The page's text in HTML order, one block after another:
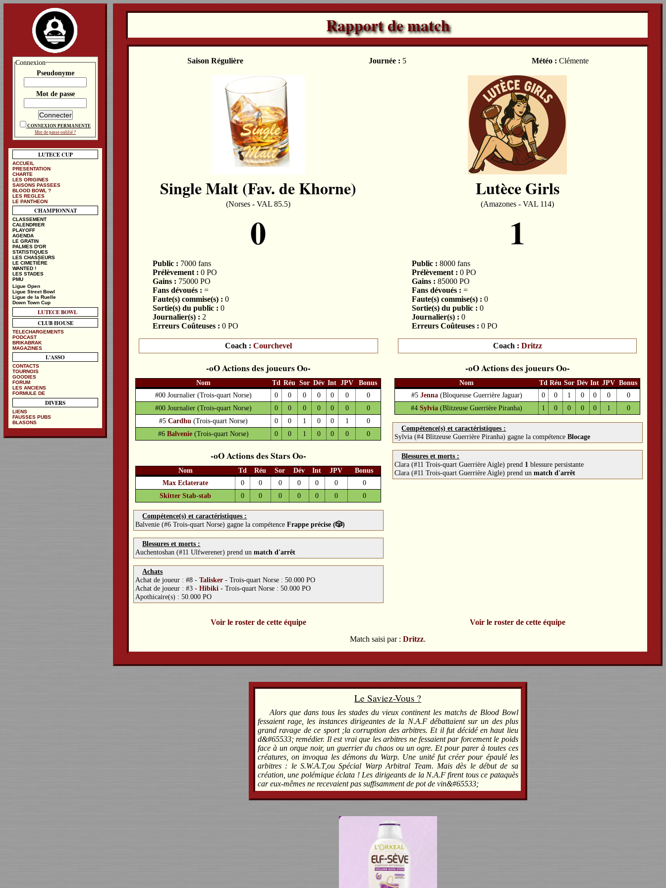
Rapport de match
Saison Régulière Journée : 5 Météo : Clémente
Single Malt (Fav. de Khorne)
(Norses - VAL 85.5)
0
Lutèce Girls
(Amazones - VAL 114)
1
Public : 7000 fans
Prélèvement : 0 PO
Gains : 75000 PO
Fans dévoués : =
Faute(s) commise(s) : 0
Sortie(s) du public : 0
Journalier(s) : 2
Erreurs Coûteuses : 0 PO
Coach : Courchevel
Public : 8000 fans
Prélèvement : 0 PO
Gains : 85000 PO
Fans dévoués : =
Faute(s) commise(s) : 0
Sortie(s) du public : 0
Journalier(s) : 0
Erreurs Coûteuses : 0 PO
Coach : Dritzz
Actions des joueurs
Nom Td Réu Sor Dév Int JPV
Bonus
#00 Journalier (Trois-quart Norse) 0 0 0 0 0 0
0
#00 Journalier (Trois-quart Norse) 0 0 0 0 0 0
0
#5 Cardhu (Trois-quart Norse) 0 0 1 0 0 1
0
#6 Balvenie (Trois-quart Norse) 0 0 1 0 0 0 0
Actions des Stars
Nom Td Réu Sor Dév Int JPV
Bonus
Max Eclaterate
0 0 0 0 0 0
0
Skitter Stab-stab
0 0 0 0 0 0 0
Compétence(s) et caractéristiques :
Balvenie (#6 Trois-quart Norse) gagne la compétenceFrappe précise (🎲)
Blessures et morts :
Auchentoshan (#11 Ulfwerener) prend unmatch d'arrêt
Achats
Achat de joueur :#8 -Talisker -Trois-quart Norse : 50.000 PO
Achat de joueur :#3 -Hibiki -Trois-quart Norse : 50.000 PO
Apothicaire(s) : 50.000 PO
Actions des joueurs
Nom Td Réu Sor Dév Int JPV Bonus
#5 Jenna (Bloqueuse Guerrière Jaguar) 0 0 1 0 0 0
0
#4Sylvia (Blitzeuse Guerrière Piranha) 1 0 0 0 0 1 0
Compétence(s) et caractéristiques :
Sylvia (#4 Blitzeuse Guerrière Piranha) gagne la compétence Blocage
Blessures et morts :
Clara (#11 Trois-quart Guerrière Aigle) prend 1 blessure persistante
Clara (#11 Trois-quart Guerrière Aigle) prend un match d'arrêt
Voir le roster de cette équipe
Voir le roster de cette équipe
Match saisi par :Dritzz.
Le Saviez-Vous ?
Alors que dans tous les stades du vieux continent les matchs de Blood Bowl
fessaient rage, les instances dirigeantes de la N.A.F débattaient sur un des plus
grand ravage de ce sport ;la corruption des arbitres. Et il fut décidé en haut lieu
d&#65533; remédier. Il est vrai que les arbitres ne fessaient par forcement le poids
face à un orque noir, un guerrier du chaos ou un ogre. Et pour parer à toutes ces
créatures, on invoqua les démons du Warp. Une unité fut créer pour épaulé les
arbitres : le S.W.A.T,ou Spécial Warp Arbitral Team. Mais dès le début de sa
création, une polémique éclata ! Les dirigeants de la N.A.F firent tous ce pataquès
car eux-mêmes ne recevaient pas suffisamment de pot de vin&#65533;
Connexion
Pseudonyme
Mot de passe
CONNEXION PERMANENTE
Mot de passe oublié ?
LUTECE CUP
ACCUEIL
PRESENTATION
CHARTE
LES ORIGINES
SAISONS PASSEES
BLOOD BOWL ?
LES REGLES
LE PANTHEON
CHAMPIONNAT
CLASSEMENT
CALENDRIER
PLAYOFF
AGENDA
LE GRATIN
PALMES D'OR
STATISTIQUES
LES CHASSEURS
LE CIMETIÈRE
WANTED !
LES STADES
PMU
Ligue Open
Ligue Street Bowl
Ligue de la Ruelle
Down Town Cup
LUTECE BOWL
CLUB HOUSE
TELECHARGEMENTS
PODCAST
BRIKABRAK
MAGAZINES
L'ASSO
CONTACTS
TOURNOIS
GOODIES
FORUM
LES ANCIENS
FORMULE DE
DIVERS
LIENS
FAUSSES PUBS
BLASONS